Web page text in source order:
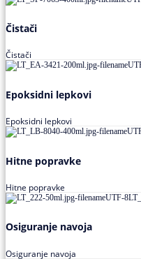
Čistači
Čistači
Epoksidni lepkovi
Epoksidni lepkovi
Hitne popravke
Hitne popravke
Osiguranje navoja
Osiguranje navoja